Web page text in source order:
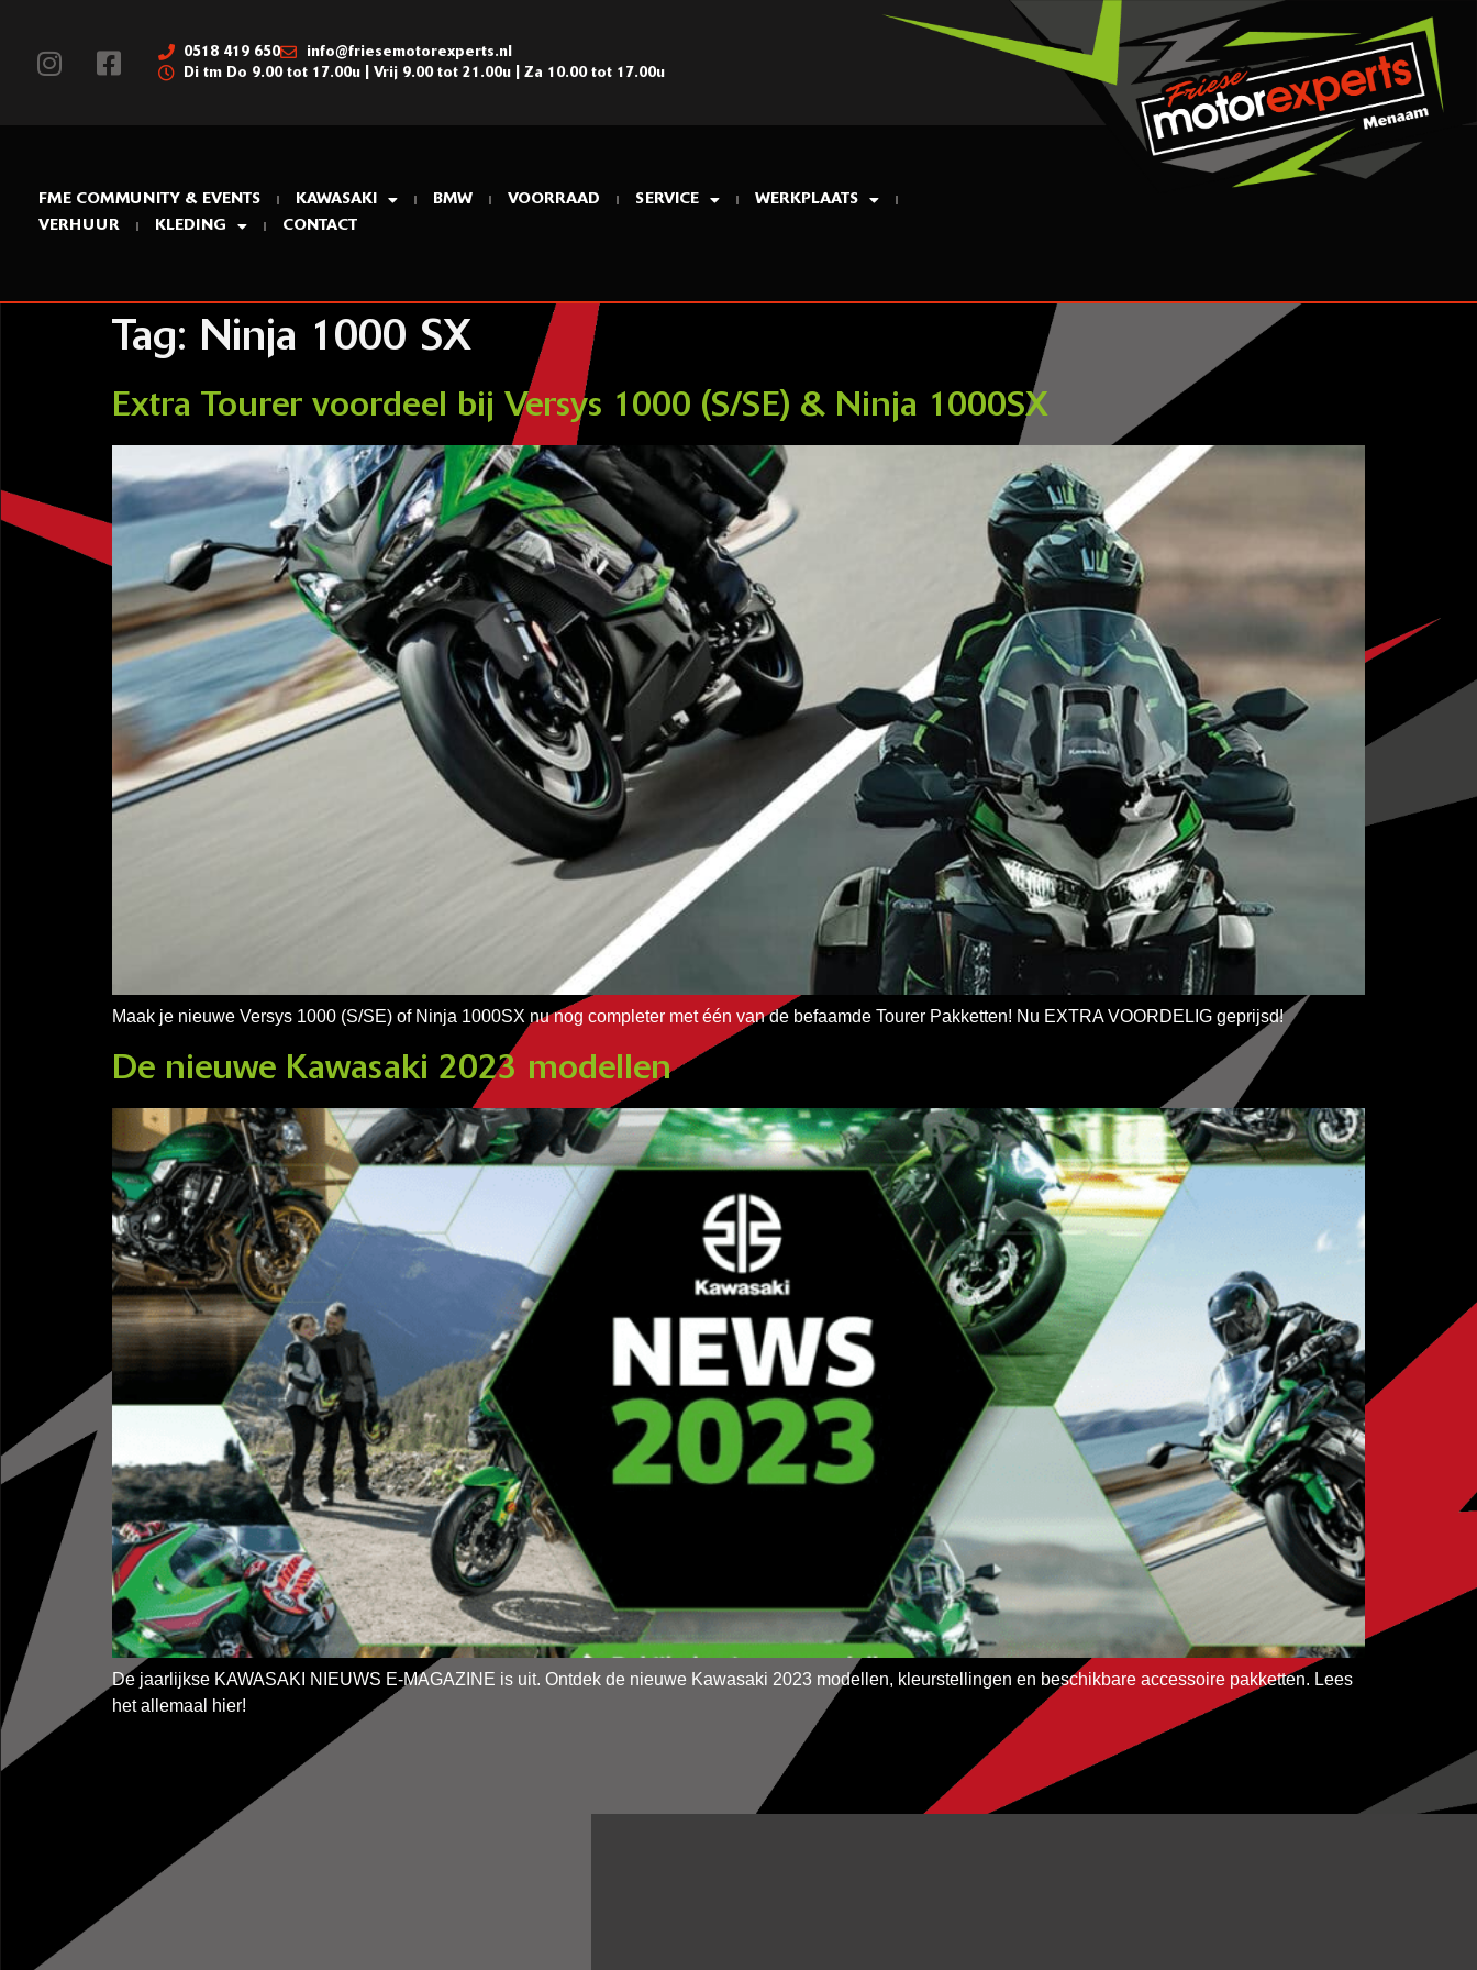
0518 419 650
info@friesemotorexperts.nl
Di tm Do 9.00 tot 17.00u | Vrij 9.00 tot 21.00u | Za 10.00 tot 17.00u
FME COMMUNITY & EVENTS KAWASAKI BMW VOORRAAD SERVICE
WERKPLAATS
VERHUUR
KLEDING CONTACT
Tag: Ninja 1000 SX
Extra Tourer voordeel bij Versys 1000 (S/SE) & Ninja 1000SX
Maak je nieuwe Versys 1000 (S/SE) of Ninja 1000SX nu nog completer met één van de befaamde Tourer Pakketten! Nu EXTRA VOORDELIG geprijsd!
De nieuwe Kawasaki 2023 modellen
De jaarlijkse KAWASAKI NIEUWS E-MAGAZINE is uit. Ontdek de nieuwe Kawasaki 2023 modellen, kleurstellingen en beschikbare accessoire pakketten. Lees
het allemaal hier!